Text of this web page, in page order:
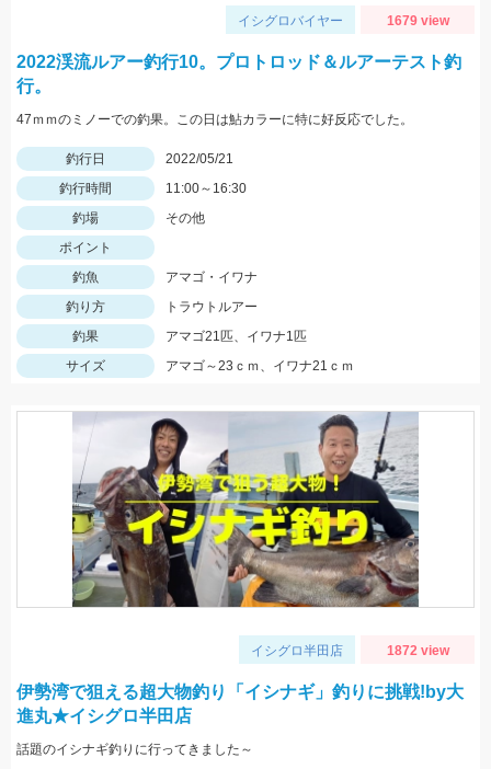
イシグロバイヤー 1679 view
2022渓流ルアー釣行10。プロトロッド＆ルアーテスト釣
行。
47ｍｍのミノーでの釣果。この日は鮎カラーに特に好反応でした。
釣行日
2022/05/21
釣行時間
11:00～16:30
釣場
その他
ポイント
釣魚
アマゴ・イワナ
釣り方
トラウトルアー
釣果
アマゴ21匹、イワナ1匹
サイズ
アマゴ～23ｃｍ、イワナ21ｃｍ
イシグロ半田店 1872 view
伊勢湾で狙える超大物釣り「イシナギ」釣りに挑戦!by大
進丸★イシグロ半田店
話題のイシナギ釣りに行ってきました～